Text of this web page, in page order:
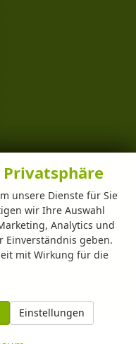
und zu den offiziellen
Stromverbrauch neuer PKW
die offiziellen
neuer PKW'
bei der 'Deutschen Automobil
unsere Dienste für Sie
wir Ihre Auswahl
Analytics und
Einverständnis geben.
mit Wirkung für die
Einstellungen